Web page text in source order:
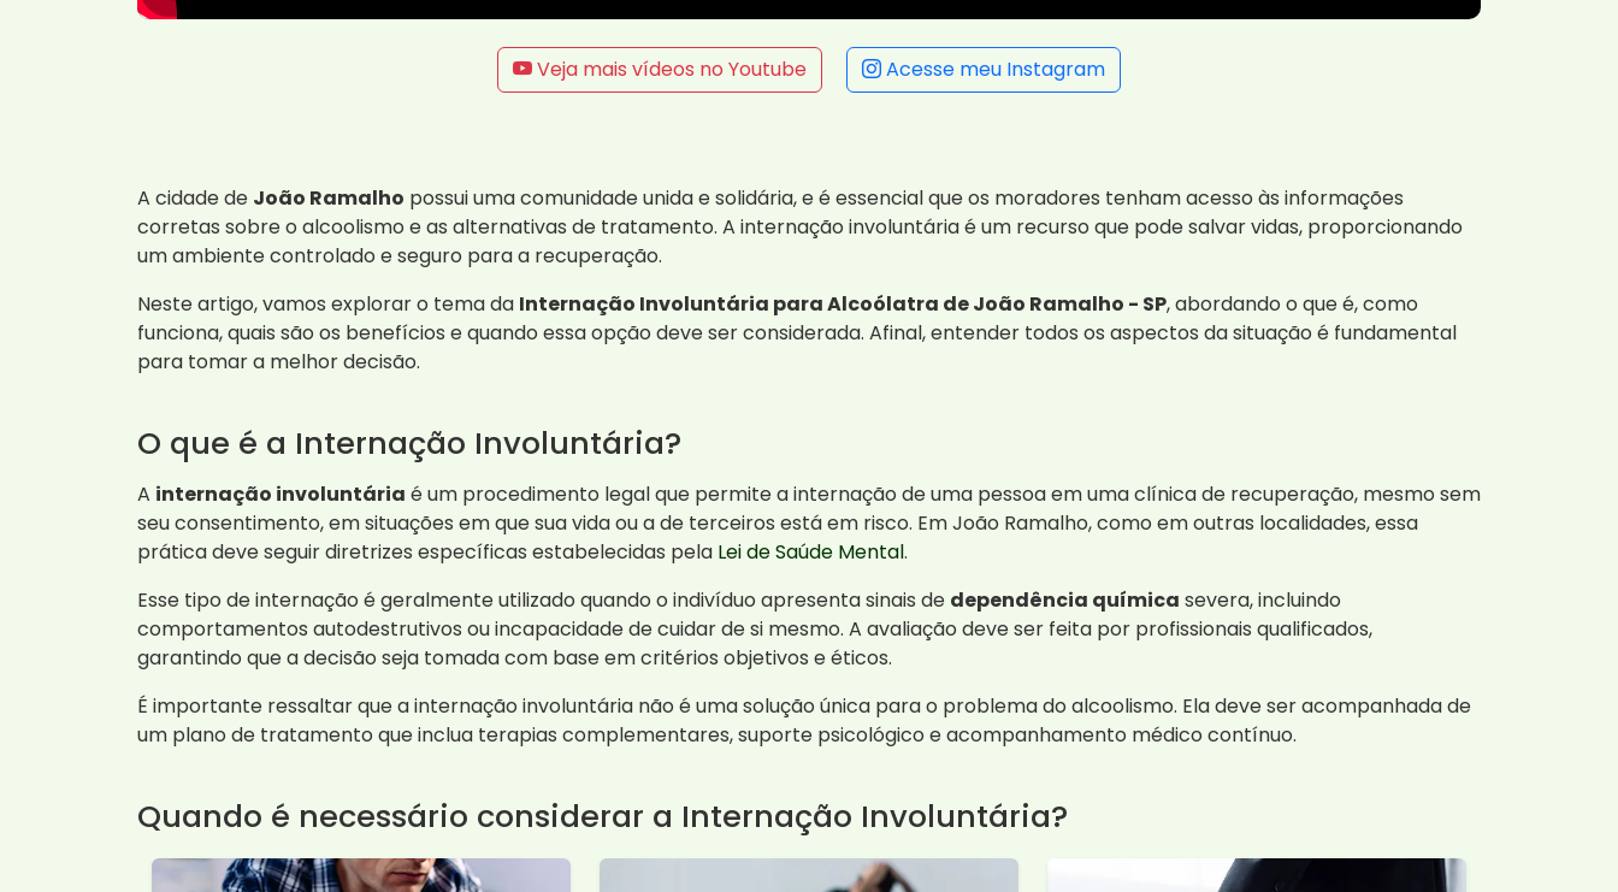
Veja mais vídeos no Youtube Acesse meu Instagram
A cidade de João Ramalho possui uma comunidade unida e solidária, e é essencial que os moradores tenham acesso às informações
corretas sobre o alcoolismo e as alternativas de tratamento. A internação involuntária é um recurso que pode salvar vidas, proporcionando
um ambiente controlado e seguro para a recuperação.
Neste artigo, vamos explorar o tema da Internação Involuntária para Alcoólatra de João Ramalho - SP, abordando o que é, como
funciona, quais são os benefícios e quando essa opção deve ser considerada. Afinal, entender todos os aspectos da situação é fundamental
para tomar a melhor decisão.
O que é a Internação Involuntária?
A internação involuntária é um procedimento legal que permite a internação de uma pessoa em uma clínica de recuperação, mesmo sem
seu consentimento, em situações em que sua vida ou a de terceiros está em risco. Em João Ramalho, como em outras localidades, essa
prática deve seguir diretrizes específicas estabelecidas pela Lei de Saúde Mental.
Esse tipo de internação é geralmente utilizado quando o indivíduo apresenta sinais de dependência química severa, incluindo
comportamentos autodestrutivos ou incapacidade de cuidar de si mesmo. A avaliação deve ser feita por profissionais qualificados,
garantindo que a decisão seja tomada com base em critérios objetivos e éticos.
É importante ressaltar que a internação involuntária não é uma solução única para o problema do alcoolismo. Ela deve ser acompanhada de
um plano de tratamento que inclua terapias complementares, suporte psicológico e acompanhamento médico contínuo.
Quando é necessário considerar a Internação Involuntária?